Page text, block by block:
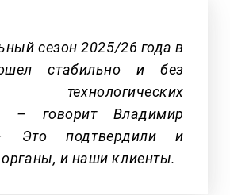
сезон 2025/26 года в
стабильно и без
технологических
– говорит Владимир
Это подтвердили и
и наши клиенты.